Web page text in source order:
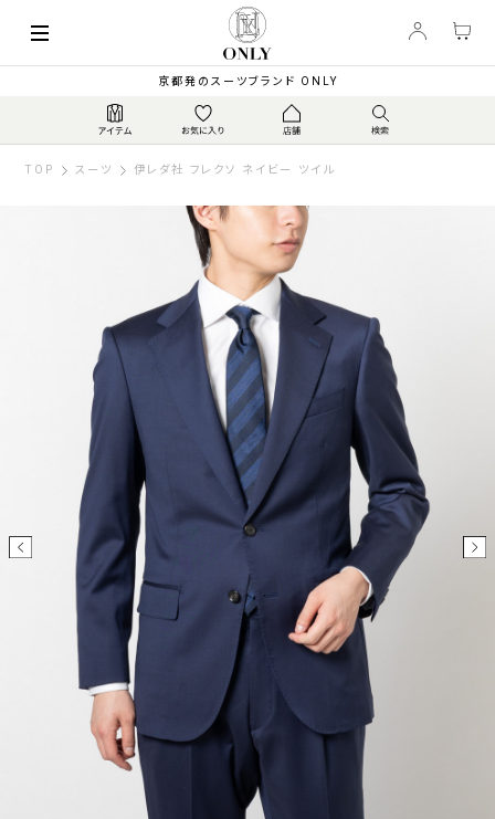
京都発のスーツブランド ONLY
TOP スーツ 伊レダ社 フレクソ ネイビー ツイル